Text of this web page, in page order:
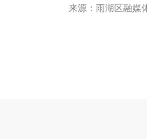
来源：雨湖区融媒